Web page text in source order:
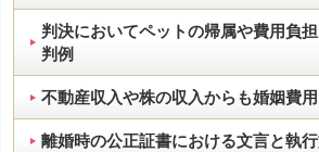
判決においてペットの帰属や費用負
判例
不動産収入や株の収入からも婚姻費
離婚時の公正証書における文言と執